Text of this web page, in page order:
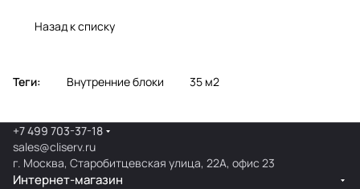
Назад к списку
Теги: Внутренние блоки 35 м2
+7 499 703-37-18
sales@cliserv.ru
г. Москва, Старобитцевская улица, 22А, офис 23
Интернет-магазин